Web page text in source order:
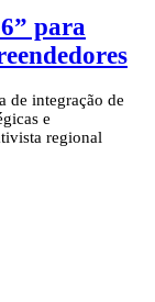
para
de integração de
e
regional